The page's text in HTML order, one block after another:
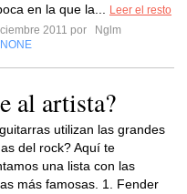
en la que la...
Leer el resto
2011 por
Nglm
NONE
al artista?
utilizan las grandes
del rock? Aquí te
una lista con las
más famosas. 1. Fender